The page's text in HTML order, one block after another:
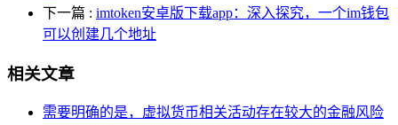
下一篇 : imtoken安卓版下载app：深入探究，一个im钱包
可以创建几个地址
相关文章
需要明确的是，虚拟货币相关活动存在较大的金融风险